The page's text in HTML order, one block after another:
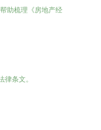
助梳理《房地产经
条文。